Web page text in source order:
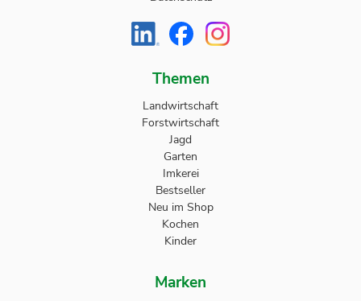
Themen
Landwirtschaft
Forstwirtschaft
Jagd
Garten
Imkerei
Bestseller
Neu im Shop
Kochen
Kinder
Marken